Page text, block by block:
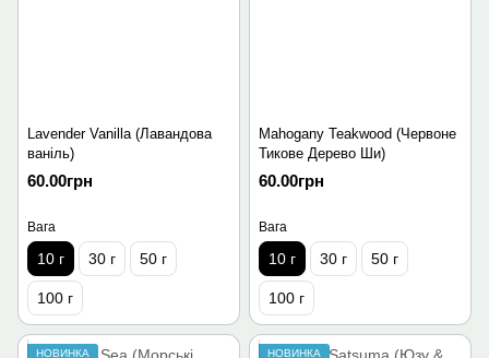
Lavender Vanilla (Лавандова
ваніль)
60.00грн
Вага
10 г 30 г 50 г
100 г
Mahogany Teakwood (Червоне
Тикове Дерево Ши)
60.00грн
Вага
10 г 30 г 50 г
100 г
НОВИНКА НОВИНКА